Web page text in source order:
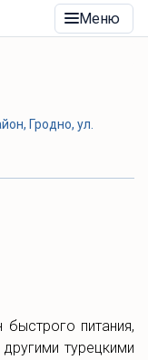
Меню
Гродно, ул.
питания,
турецкими